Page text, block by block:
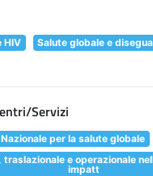
HIV Salute globale e
Servizi
per la salute globale
traslazionale e operazionale
impatt